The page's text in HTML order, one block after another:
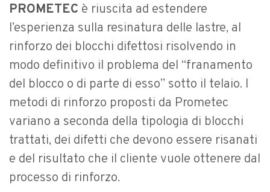
PROMETEC è riuscita ad estendere
l’esperienza sulla resinatura delle lastre, al
rinforzo dei blocchi difettosi risolvendo in
modo definitivo il problema del “franamento
del blocco o di parte di esso” sotto il telaio. I
metodi di rinforzo proposti da Prometec
variano a seconda della tipologia di blocchi
trattati, dei difetti che devono essere risanati
e del risultato che il cliente vuole ottenere dal
processo di rinforzo.